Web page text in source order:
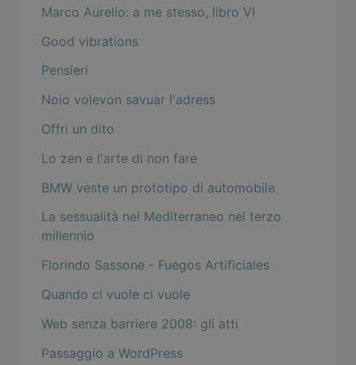
Marco Aurelio: a me stesso, libro VI
Good vibrations
Pensieri
Noio volevon savuar l'adress
Offri un dito
Lo zen e l'arte di non fare
BMW veste un prototipo di automobile
La sessualità nel Mediterraneo nel terzo
millennio
Florindo Sassone - Fuegos Artificiales
Quando ci vuole ci vuole
Web senza barriere 2008: gli atti
Passaggio a WordPress